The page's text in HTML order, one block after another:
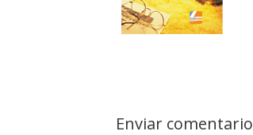
Enviar comentario